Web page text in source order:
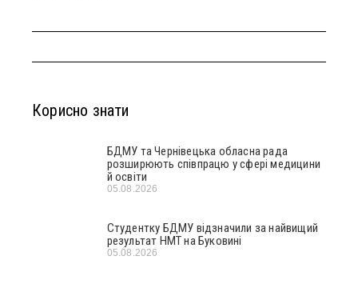
Корисно знати
БДМУ та Чернівецька обласна рада
розширюють співпрацю у сфері медицини
й освіти
05.08.2026
Студентку БДМУ відзначили за найвищий
результат НМТ на Буковині
05.08.2026